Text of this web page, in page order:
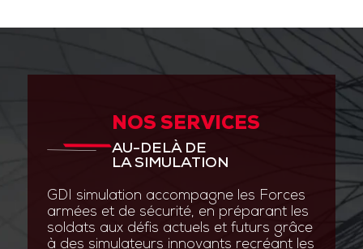
NOS SERVICES
AU-DELÀ DE
LA SIMULATION
GDI simulation accompagne les Forces
armées et de sécurité, en préparant les
soldats aux défis actuels et futurs grâce
à des simulateurs innovants recréant les